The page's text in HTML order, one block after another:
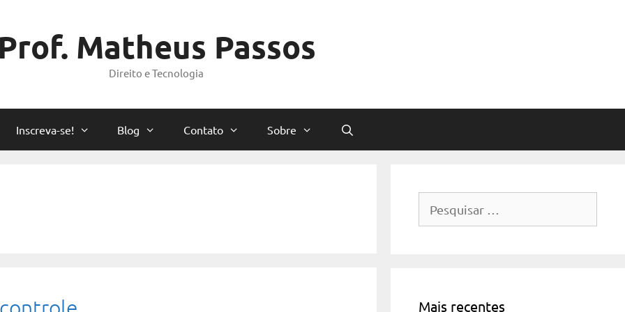
Prof. Matheus Passos
Direito e Tecnologia
Inscreva-se! Blog Contato Sobre
por:
Mais recentes